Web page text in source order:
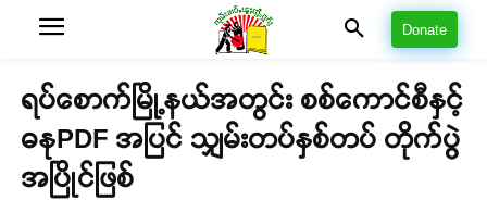
Donate
ရပ်စောက်မြို့နယ်အတွင်း စစ်ကောင်စီနှင့်
ဓနုPDF အပြင် သျှမ်းတပ်နှစ်တပ် တိုက်ပွဲ
အပြိုင်ဖြစ်